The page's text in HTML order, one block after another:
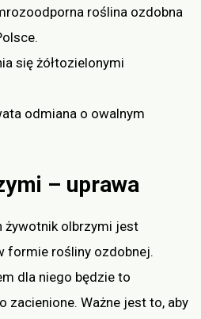
roślina ozdobna
się żółtozielonymi
odmiana o owalnym
– uprawa
żywotnik olbrzymi jest
formie rośliny ozdobnej.
dla niego będzie to
zacienione. Ważne jest to, aby